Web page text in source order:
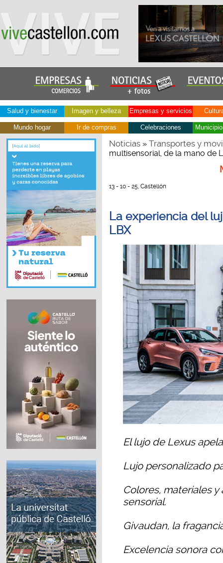
Salud y bienestar Imagen y belleza Empresas y servicios
Mundo hogar Ir de compras Celebraciones
Noticias» Transportes y
multisensorial, de la mano de
13 - 10 - 25, Castellón
La experiencia del
LBX
El lujo de Lexus
Lujo personalizado
Colores, materiales
sensorial.
Givaudan, la
Excelencia sonora